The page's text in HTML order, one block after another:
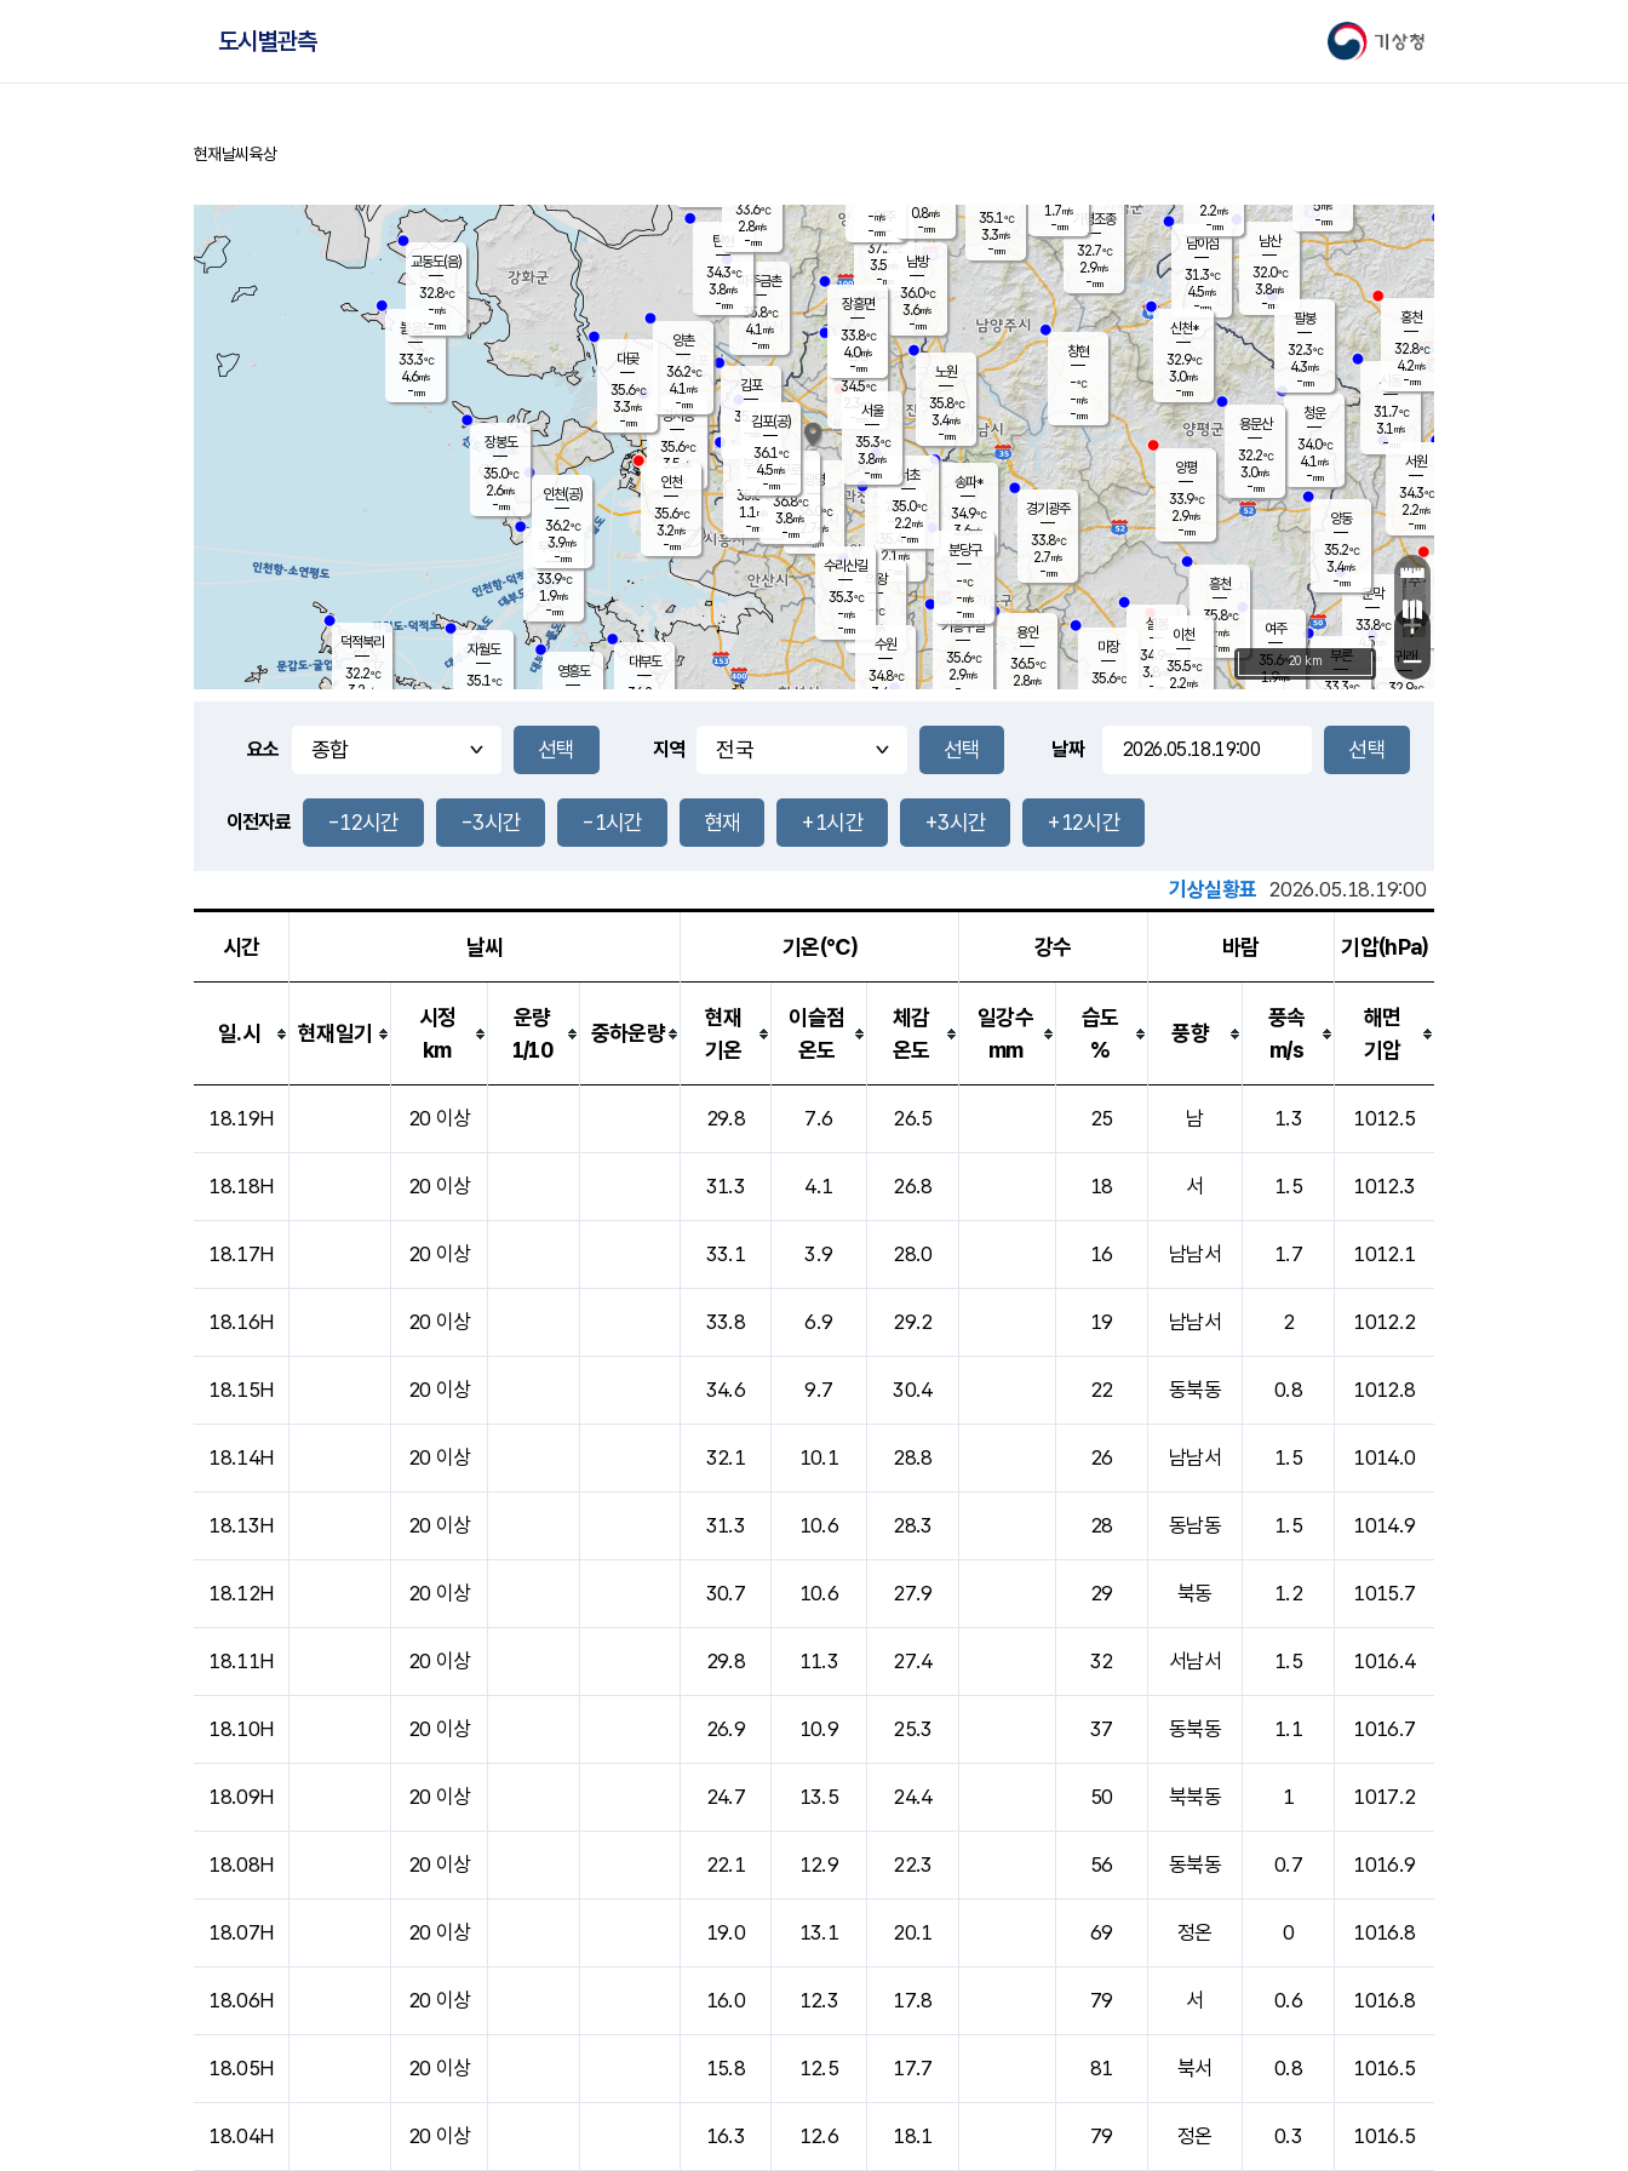
기상청
도시별관측
홈
현재날씨 육상
풍도
1.1m/s
문막
33.8℃
4.5m/s
mm
남이섬
31.3℃
4.5m/s
-mm
무의도
33.9℃
1.9m/s
-mm
영흥도
볼음도
33.3℃
4.6m/s
-mm
자월도
35.1℃
양주
37.2℃
3.5
-mm
부론
33.3℃
과천
35.4℃
2.1m/s
- mm
남산
32.0℃
3.8m/s
-mm
장봉도
35.0℃
2.6m/s
-mm
-mm
청운
34.0℃
4.1 m/s
-mm
팔봉
32.3℃
4.3m/s
-mm
-mm
용인
36.5℃
2.8m/s
여주
35.6℃
1.9m/s
양동
35.2℃
3.4m/s
-mm
경기광주
33.8℃
2.7m/s
-mm
장호원
2.2m/s
-mm
35.0
℃
대부도
36.2
-
경서동
35.6℃
3.5 m/s
-mm
파주금촌
35.8℃
4.1 m/s
-mm
가평조종
32.7℃
2.9m/s
-mm
35.1℃
3.3m/s
-mm
대곶
35.6℃
3.3m/s
-mm
신천*
32.9℃
3.0m/s
-mm
창현
-℃
-m/s
-mm
탄현
34.3℃
3.8m/s
-mm
1.7m/s
-mm
35.6℃
2.7m/s
-mm
흥천
35.8℃
-m/s
-mm
마장
35.6℃
의왕
- ℃
m/s
mm
김포
35.4℃
-m/s
mm
설봉
34.9
3.8 m/s
- mm
광명
36.0
℃
2.7 m/s
-mm
부천
35.6℃
1.1 m/s
-mm
-mm
양촌
36.2℃
4.1 m/s
-mm
구로
36.8℃
3.8m/s
-mm
은평
34.5℃
2.3 m/s
- mm
노원
35.8℃
3.4m/s
-mm
송파*
34.9℃
3.6m/s
-mm
서초
35.0℃
2.2m/s
-mm
남방
36.0℃
3.6m/s
-mm
기흥구갈
35.6℃
2.9m/s
-
수리산길
35.3℃
-m/s
-mm
분당구
-℃
-m/s
-mm
장흥면
33.8℃
4.0m/s
-mm
-m/s
-mm
시동
31.7℃
3.1 m/s
- mm
귀래
32.9℃
서원
34.3℃
2.2m/s
-mm
용문산
32.2℃
3.0m/s
-mm
덕적북리
32.2℃
3.2 m/s
인천(공)
36.2℃
3.9m/s
-mm
김포(공)
36.1℃
4.5m/s
-mm
교동도(음)
32.8℃
-m/s
-mm
홍천
32.8℃
4.2m/s
-mm
이천
35.5℃
2.2m/s
양평
33.9℃
2.9m/s
-mm
수원
34.8℃
3.4 m/s
인천
35.6℃
3.2m/s
-mm
서울
35.3℃
3.8m/s
-mm
5m/s
-mm
33.6℃
2.8m/s
-mm
0.8m/s
-mm
+
−
20 km
요소 지역 날짜
이전자료 -12시간 -3시간 -1시간 현재 +1시간 +3시간 +12시간
기상실황표 2026.05.18.19:00
시간 날씨 기온(℃) 강수 바람 기압(hPa)
일.시 현재일기
시정
km
운량
1/10
중하운량
현재
기온
이슬점
온도
체감
온도
일강수
mm
습도
%
풍향
풍속
m/s
해면
기압
18.19H 20 이상 29.8 7.6 26.5 25 남 1.3 1012.5
18.18H 20 이상 31.3 4.1 26.8 18 서 1.5 1012.3
18.17H 20 이상 33.1 3.9 28.0 16 남남서 1.7 1012.1
18.16H 20 이상 33.8 6.9 29.2 19 남남서 2 1012.2
18.15H 20 이상 34.6 9.7 30.4 22 동북동 0.8 1012.8
18.14H 20 이상 32.1 10.1 28.8 26 남남서 1.5 1014.0
18.13H 20 이상 31.3 10.6 28.3 28 동남동 1.5 1014.9
18.12H 20 이상 30.7 10.6 27.9 29 북동 1.2 1015.7
18.11H 20 이상 29.8 11.3 27.4 32 서남서 1.5 1016.4
18.10H 20 이상 26.9 10.9 25.3 37 동북동 1.1 1016.7
18.09H 20 이상 24.7 13.5 24.4 50 북북동 1 1017.2
18.08H 20 이상 22.1 12.9 22.3 56 동북동 0.7 1016.9
18.07H 20 이상 19.0 13.1 20.1 69 정온 0 1016.8
18.06H 20 이상 16.0 12.3 17.8 79 서 0.6 1016.8
18.05H 20 이상 15.8 12.5 17.7 81 북서 0.8 1016.5
18.04H 20 이상 16.3 12.6 18.1 79 정온 0.3 1016.5